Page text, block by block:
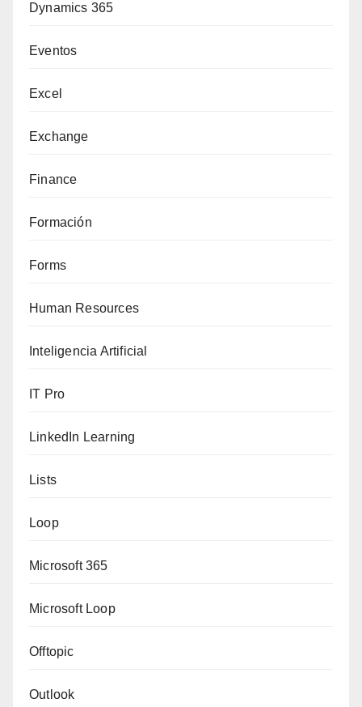
Dynamics 365
Eventos
Excel
Exchange
Finance
Formación
Forms
Human Resources
Inteligencia Artificial
IT Pro
LinkedIn Learning
Lists
Loop
Microsoft 365
Microsoft Loop
Offtopic
Outlook